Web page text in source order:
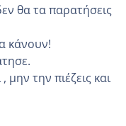
θα τα παρατήσεις
κάνουν!
την πιέζεις και